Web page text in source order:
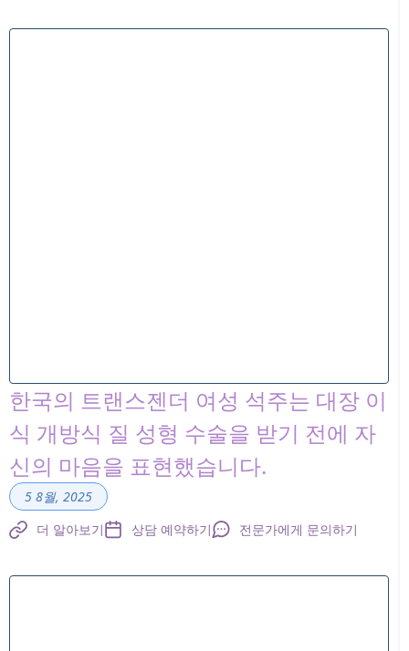
한국의 트랜스젠더 여성 석주는 대장 이
식 개방식 질 성형 수술을 받기 전에 자
신의 마음을 표현했습니다.
5 8월, 2025
더 알아보기
상담 예약하기 전문가에게 문의하기